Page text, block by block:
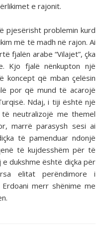
e rajonit.
pjesërisht problemin kurd
më të madh në rajon. Ai
fjalën arabe “Vilajet”, çka
Kjo fjalë nënkupton një
koncept që mban çelësin
por që mund të acarojë
Ndaj, i tiji është një
neutralizojë me themel
marrë parasysh sesi ai
të pamenduar ndonjë
të kujdesshëm për të
dukshme është diçka për
elitat perëndimore i
merr shënime me